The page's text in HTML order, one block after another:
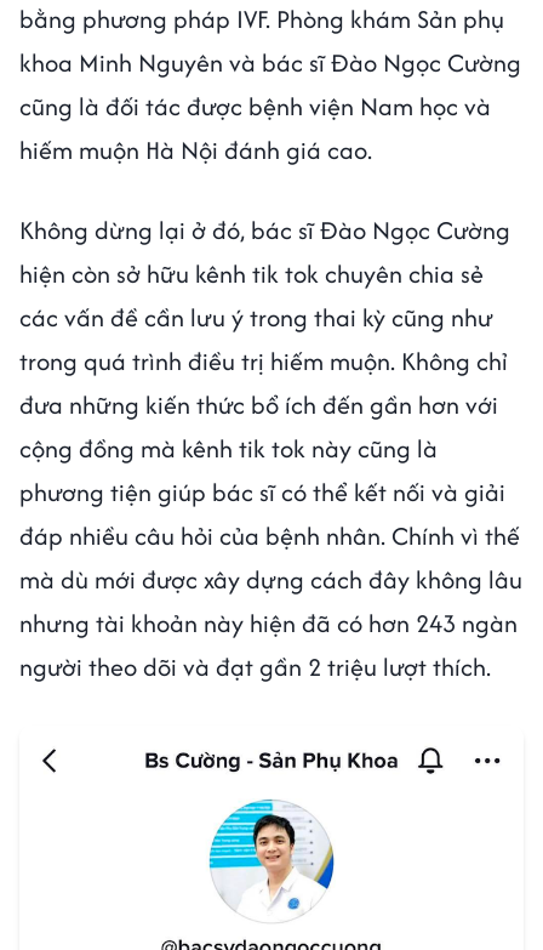
bằng phương pháp IVF. Phòng khám Sản phụ
khoa Minh Nguyên và bác sĩ Đào Ngọc Cường
cũng là đối tác được bệnh viện Nam học và
hiếm muộn Hà Nội đánh giá cao.
Không dừng lại ở đó, bác sĩ Đào Ngọc Cường
hiện còn sở hữu kênh tik tok chuyên chia sẻ
các vấn đề cần lưu ý trong thai kỳ cũng như
trong quá trình điều trị hiếm muộn. Không chỉ
đưa những kiến thức bổ ích đến gần hơn với
cộng đồng mà kênh tik tok này cũng là
phương tiện giúp bác sĩ có thể kết nối và giải
đáp nhiều câu hỏi của bệnh nhân. Chính vì thế
mà dù mới được xây dựng cách đây không lâu
nhưng tài khoản này hiện đã có hơn 243 ngàn
người theo dõi và đạt gần 2 triệu lượt thích.